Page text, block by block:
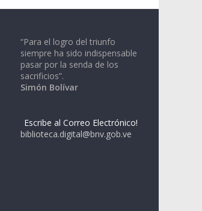
“Para el logro del triunfo
siempre ha sido indispensable
pasar por la senda de los
sacrificios”.
Simón Bolívar
Escribe al Correo Electrónico!
biblioteca.digital@bnv.gob.ve